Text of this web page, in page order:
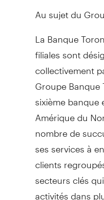
Au sujet du
La Banque
filiales sont
collectivement
Groupe Banque
sixième
Amérique du
nombre de
ses services à
clients
secteurs clés
activités dans